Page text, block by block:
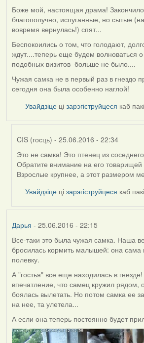
Боже мой, настоящая драма!
благополучно, испуганные, но сытые
вовремя вернулась!) спят...
Беспокоились о том, что голодают,
ждут....теперь еще будем волноваться
подобных визитов больше не было....
Чужая самка не в первый раз в гнездо
сегодня она была особенно наглой!
Увайдзіце цізарэгіструйцеся каб
CIS (госць) - 25.06.2016 - 22:34
In
reply
to
(госць)
Это не самка! Это птенец из
Обратите внимание на его товарищей
Взрослые крупнее, а этот размером
Увайдзіце цізарэгіструйцеся каб
Дарья - 25.06.2016 - 22:15
Все-таки это была чужая самка. Наша
бросилась кормить малышей: она сама
полевку.
А "гостья" все еще находилась в
впечатление, что самец кружил рядом,
боялась вылетать. Но потом самка ее
на нее, та улетела...
А если она теперь постоянно будет